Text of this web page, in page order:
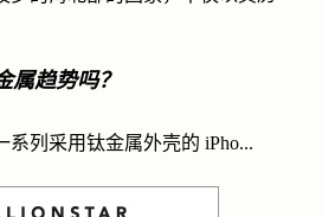
属趋势吗？
系列采用钛金属外壳的 iPho...